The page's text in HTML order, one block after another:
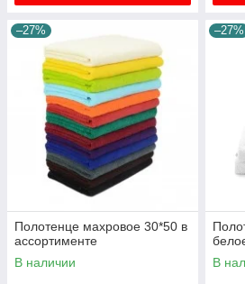
–27%
Полотенце махровое 30*50 в
ассортименте
В наличии
–27%
В